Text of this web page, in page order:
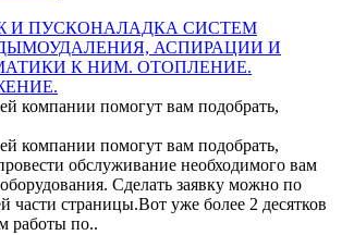
И ПУСКОНАЛАДКА СИСТЕМ
АСПИРАЦИИ И
К НИМ. ОТОПЛЕНИЕ.
компании помогут вам подобрать,
компании помогут вам подобрать,
обслуживание необходимого вам
Сделать заявку можно по
части страницы.Вот уже более 2 десятков
работы по..